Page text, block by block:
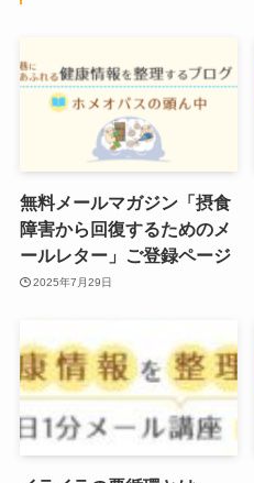
無料メールマガジン「摂食
障害から回復するためのメ
ールレター」ご登録ページ
2025年7月29日